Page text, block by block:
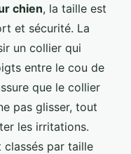
chien, la taille est
et sécurité. La
un collier qui
entre le cou de
que le collier
pas glisser, tout
les irritations.
classés par taille